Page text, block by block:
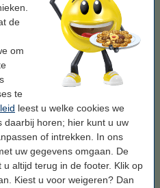
de
om
te
leest u welke cookies we
daarbij horen; hier kunt u uw
of intrekken. In ons
uw gegevens omgaan. De
altijd terug in de footer. Klik op
Kiest u voor weigeren? Dan
Brother TN-242Y
1 doos van 2.500 vel A4 -
Credit